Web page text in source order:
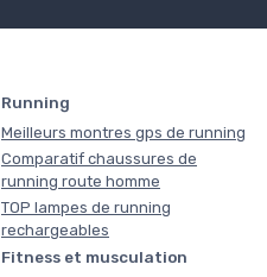
Running
Meilleurs montres gps de running
Comparatif chaussures de
running route homme
TOP lampes de running
rechargeables
Fitness et musculation